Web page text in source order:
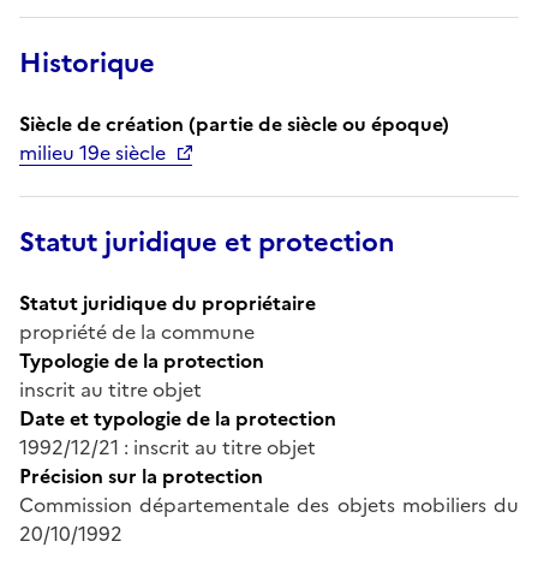
Historique
Siècle de création (partie de siècle ou époque)
milieu 19e siècle
Statut juridique et protection
Statut juridique du propriétaire
propriété de la commune
Typologie de la protection
inscrit au titre objet
Date et typologie de la protection
1992/12/21 : inscrit au titre objet
Précision sur la protection
Commission départementale des objets mobiliers du
20/10/1992